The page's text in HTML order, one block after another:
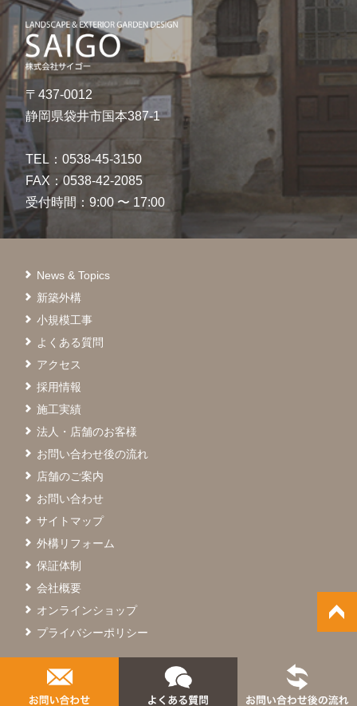
〒437-0012
静岡県袋井市国本387-1
TEL：0538-45-3150
FAX：0538-42-2085
受付時間：9:00 〜 17:00
News & Topics
新築外構
小規模工事
よくある質問
アクセス
採用情報
施工実績
法人・店舗のお客様
お問い合わせ後の流れ
店舗のご案内
お問い合わせ
サイトマップ
外構リフォーム
保証体制
会社概要
オンラインショップ
プライバシーポリシー
© SAIGO Co.,Ltd.